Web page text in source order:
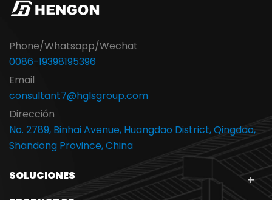
Phone/Whatsapp/Wechat
0086-19398195396
Email
consultant7@hglsgroup.com
Dirección
No. 2789, Binhai Avenue, Huangdao District, Qingdao,
Shandong Province, China
SOLUCIONES